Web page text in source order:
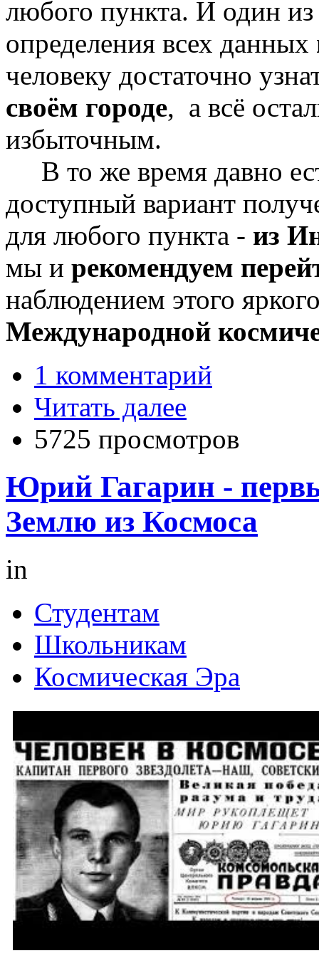
любого пункта. И один из
определения всех данных
человеку достаточно
своём городе, а всё
избыточным.
В то же время давно
доступный вариант
для любого пункта - из
мы и рекомендуем
наблюдением этого
Международной
1 комментарий
Читать далее
5725 просмотров
Юрий Гагарин -
Землю из Космоса
in
Студентам
Школьникам
Космическая Эра